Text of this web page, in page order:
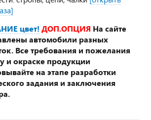
цвет! ДОП.ОПЦИЯ На сайте
автомобили разных
Все требования и пожелания
и окраске продукции
на этапе разработки
задания и заключения